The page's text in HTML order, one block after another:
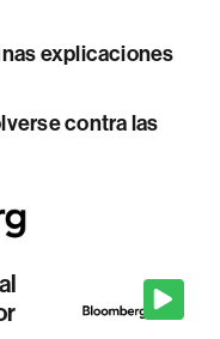
explicaciones
contra las